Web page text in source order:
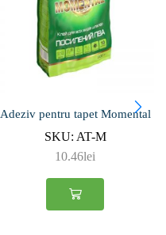
Adeziv pentru tapet Momental
SKU: AT-M
10.46lei